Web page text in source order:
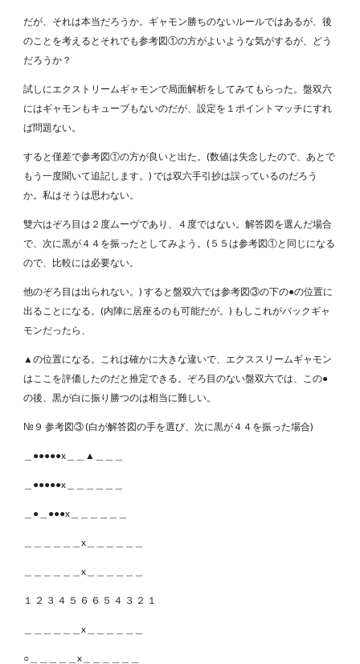
だが、それは本当だろうか。ギャモン勝ちのないルールではあるが、後
のことを考えるとそれでも参考図①の方がよいような気がするが、どう
だろうか？
試しにエクストリームギャモンで局面解析をしてみてもらった。盤双六
にはギャモンもキューブもないのだが、設定を１ポイントマッチにすれ
ば問題ない。
すると僅差で参考図①の方が良いと出た。(数値は失念したので、あとで
もう一度聞いて追記します。) では双六手引抄は誤っているのだろう
か。私はそうは思わない。
雙六はぞろ目は２度ムーヴであり、４度ではない。解答図を選んだ場合
で、次に黒が４４を振ったとしてみよう。(５５は参考図①と同じになる
ので、比較には必要ない。
他のぞろ目は出られない。) すると盤双六では参考図③の下の●の位置に
出ることになる。(内陣に居座るのも可能だが。) もしこれがバックギャ
モンだったら、
▲の位置になる。これは確かに大きな違いで、エクススリームギャモン
はここを評価したのだと推定できる。ぞろ目のない盤双六では、この●
の後、黒が白に振り勝つのは相当に難しい。
№９ 参考図③ (白が解答図の手を選び、次に黒が４４を振った場合)
＿●●●●●x＿＿▲＿＿＿
＿●●●●●x＿＿＿＿＿＿
＿●＿●●●x＿＿＿＿＿＿
＿＿＿＿＿＿x＿＿＿＿＿＿
＿＿＿＿＿＿x＿＿＿＿＿＿
１ ２ ３ ４ ５ ６ ６ ５ ４ ３ ２ １
＿＿＿＿＿＿x＿＿＿＿＿＿
○＿＿＿＿＿x＿＿＿＿＿＿